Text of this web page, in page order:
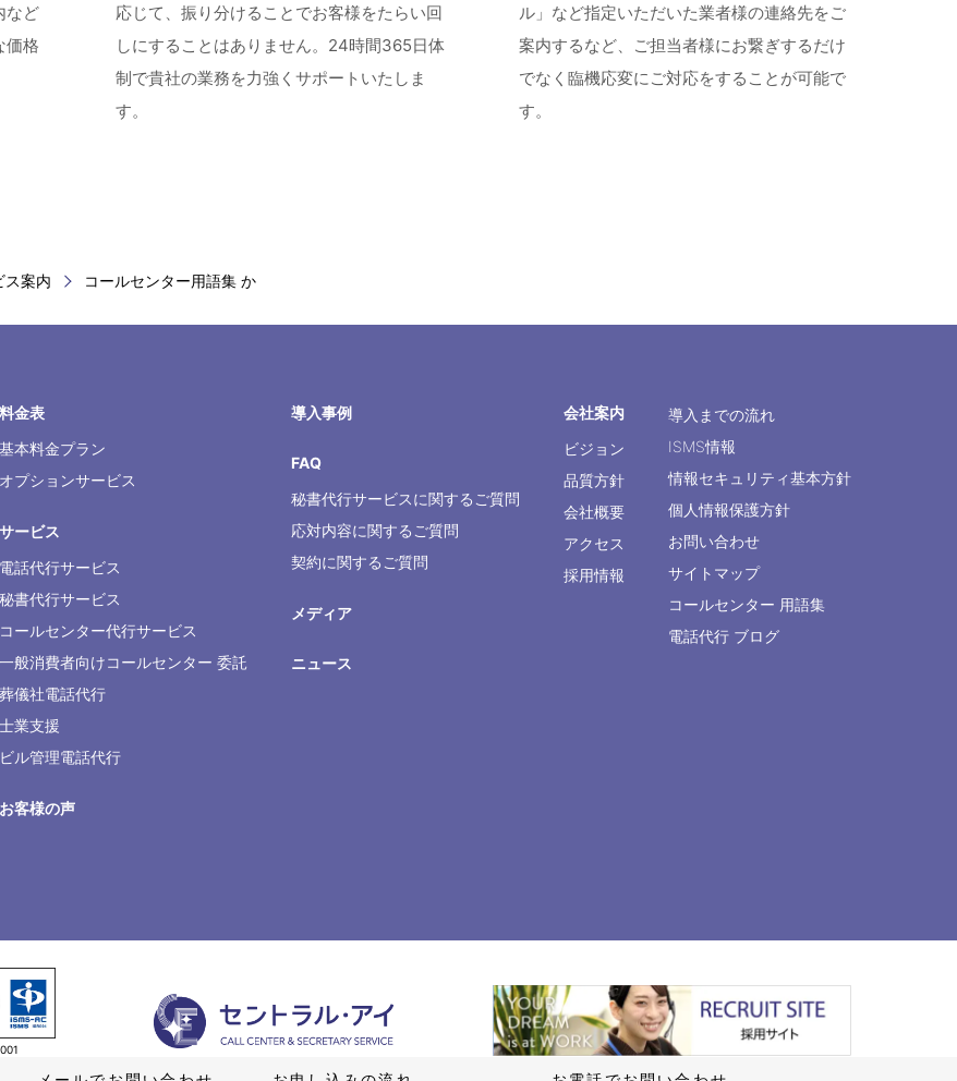
など
価格
応じて、振り分けることでお客様をたらい回
しにすることはありません。24時間365日体
制で貴社の業務を力強くサポートいたしま
す。
ル」など指定いただいた業者様の連絡先をご
案内するなど、ご担当者様にお繋ぎするだけ
でなく臨機応変にご対応をすることが可能で
す。
ス案内 コールセンター用語集 か
料金表
基本料金プラン
オプションサービス
サービス
電話代行サービス
秘書代行サービス
コールセンター代行サービス
一般消費者向けコールセンター 委託
葬儀社電話代行
士業支援
ビル管理電話代行
お客様の声
導入事例
FAQ
秘書代行サービスに関するご質問
応対内容に関するご質問
契約に関するご質問
メディア
ニュース
会社案内
ビジョン
品質方針
会社概要
アクセス
採用情報
導入までの流れ
ISMS情報
情報セキュリティ基本方針
個人情報保護方針
お問い合わせ
サイトマップ
コールセンター 用語集
電話代行 ブログ